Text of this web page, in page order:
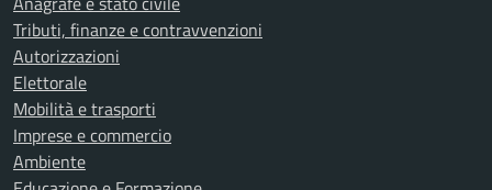
Tributi, finanze e contravvenzioni
Autorizzazioni
Elettorale
Mobilità e trasporti
Imprese e commercio
Ambiente